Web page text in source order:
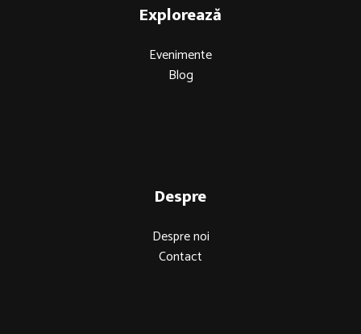
Explorează
Evenimente
Blog
Despre
Despre noi
Contact